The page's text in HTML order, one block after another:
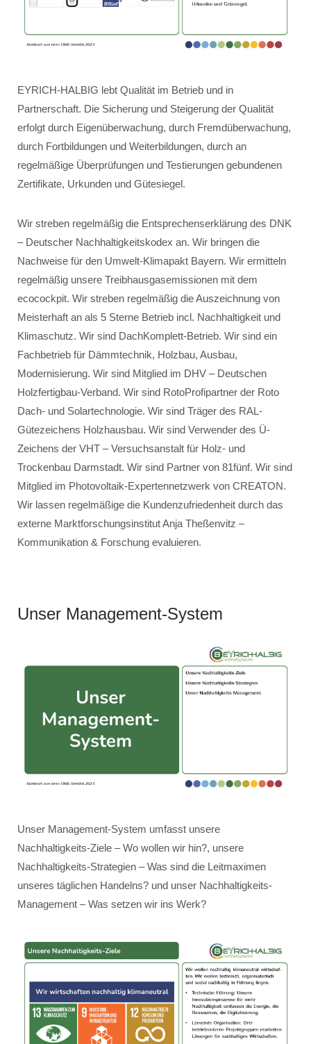
EYRICH-HALBIG lebt Qualität im Betrieb und in
Partnerschaft. Die Sicherung und Steigerung der Qualität
erfolgt durch Eigenüberwachung, durch Fremdüberwachung,
durch Fortbildungen und Weiterbildungen, durch an
regelmäßige Überprüfungen und Testierungen gebundenen
Zertifikate, Urkunden und Gütesiegel.
Wir streben regelmäßig die Entsprechenserklärung des DNK
– Deutscher Nachhaltigkeitskodex an. Wir bringen die
Nachweise für den Umwelt-Klimapakt Bayern. Wir ermitteln
regelmäßig unsere Treibhausgasemissionen mit dem
ecocockpit. Wir streben regelmäßig die Auszeichnung von
Meisterhaft an als 5 Sterne Betrieb incl. Nachhaltigkeit und
Klimaschutz. Wir sind DachKomplett-Betrieb. Wir sind ein
Fachbetrieb für Dämmtechnik, Holzbau, Ausbau,
Modernisierung. Wir sind Mitglied im DHV – Deutschen
Holzfertigbau-Verband. Wir sind RotoProfipartner der Roto
Dach- und Solartechnologie. Wir sind Träger des RAL-
Gütezeichens Holzhausbau. Wir sind Verwender des Ü-
Zeichens der VHT – Versuchsanstalt für Holz- und
Trockenbau Darmstadt. Wir sind Partner von 81fünf. Wir sind
Mitglied im Photovoltaik-Expertennetzwerk von CREATON.
Wir lassen regelmäßige die Kundenzufriedenheit durch das
externe Marktforschungsinstitut Anja Theßenvitz –
Kommunikation & Forschung evaluieren.
Unser Management-System
Unser Management-System umfasst unsere
Nachhaltigkeits-Ziele – Wo wollen wir hin?, unsere
Nachhaltigkeits-Strategien – Was sind die Leitmaximen
unseres täglichen Handelns? und unser Nachhaltigkeits-
Management – Was setzen wir ins Werk?